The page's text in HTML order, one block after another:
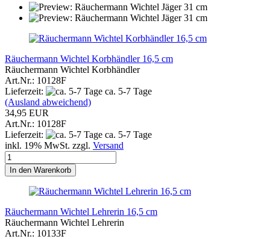
Räuchermann Wichtel Korbhändler 16,5 cm
Räuchermann Wichtel Korbhändler
Art.Nr.: 10128F
Lieferzeit:
ca. 5-7 Tage
(Ausland abweichend)
34,95 EUR
Art.Nr.: 10128F
Lieferzeit:
ca. 5-7 Tage
inkl. 19% MwSt. zzgl. Versand
In den Warenkorb
Räuchermann Wichtel Lehrerin 16,5 cm
Räuchermann Wichtel Lehrerin
Art.Nr.: 10133F